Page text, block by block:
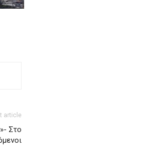
article
Στο